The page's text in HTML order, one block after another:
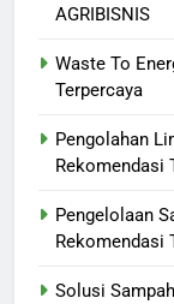
AGRIBISNIS
Waste To
Terpercaya
Pengolahan
Rekomendasi
Pengelolaan
Rekomendasi
Solusi